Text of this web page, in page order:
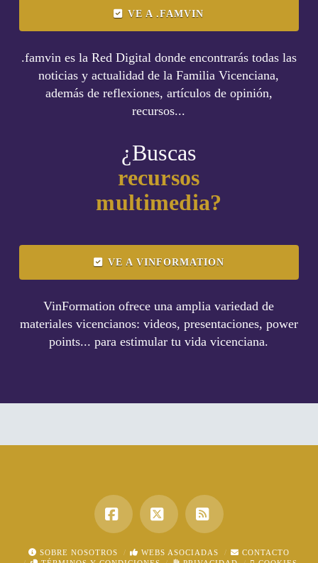
VE A .FAMVIN
.famvin es la Red Digital donde encontrarás todas las
noticias y actualidad de la Familia Vicenciana,
además de reflexiones, artículos de opinión,
recursos...
¿Buscas
recursos
multimedia?
VE A VINFORMATION
VinFormation ofrece una amplia variedad de
materiales vicencianos: videos, presentaciones, power
points... para estimular tu vida vicenciana.
Facebook
X RSS
SOBRE NOSOTROS WEBS ASOCIADAS
CONTACTO